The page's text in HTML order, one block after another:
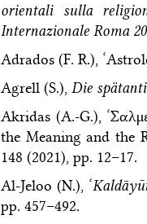
orientali sulla
Internazionale Roma
Adrados (F. R.),
Agrell (S.), Die
Akridas (A.-G.),
the Meaning and the
148 (2021), pp. 12–17.
Al-Jeloo (N.), ‘
pp. 457–492.